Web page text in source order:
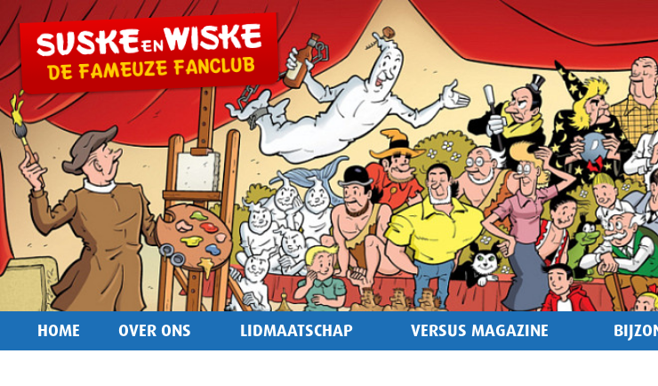
HOME OVER ONS LIDMAATSCHAP VERSUS MAGAZINE